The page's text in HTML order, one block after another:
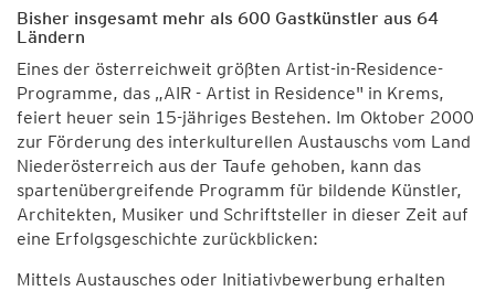
Bisher insgesamt mehr als 600 Gastkünstler aus 64
Ländern
Eines der österreichweit größten Artist-in-Residence-
Programme, das „AIR - Artist in Residence" in Krems,
feiert heuer sein 15-jähriges Bestehen. Im Oktober 2000
zur Förderung des interkulturellen Austauschs vom Land
Niederösterreich aus der Taufe gehoben, kann das
spartenübergreifende Programm für bildende Künstler,
Architekten, Musiker und Schriftsteller in dieser Zeit auf
eine Erfolgsgeschichte zurückblicken:
Mittels Austausches oder Initiativbewerbung erhalten